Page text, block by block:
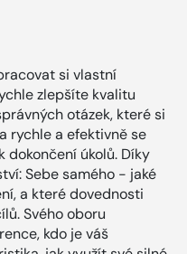
si vlastní
zlepšíte kvalitu
otázek, které si
rychle a efektivně se
dokončení úkolů. Díky
Sebe samého - jaké
a které dovednosti
Svého oboru
kdo je váš